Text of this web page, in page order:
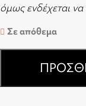
όμως ενδέχεται να
Σε απόθεμα